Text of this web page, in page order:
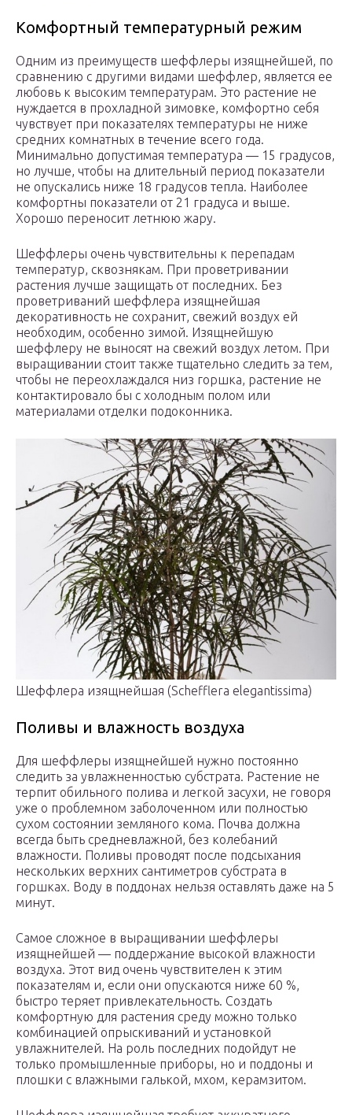
Комфортный температурный режим
Одним из преимуществ шеффлеры изящнейшей, по
сравнению с другими видами шеффлер, является ее
любовь к высоким температурам. Это растение не
нуждается в прохладной зимовке, комфортно себя
чувствует при показателях температуры не ниже
средних комнатных в течение всего года.
Минимально допустимая температура — 15 градусов,
но лучше, чтобы на длительный период показатели
не опускались ниже 18 градусов тепла. Наиболее
комфортны показатели от 21 градуса и выше.
Хорошо переносит летнюю жару.
Шеффлеры очень чувствительны к перепадам
температур, сквознякам. При проветривании
растения лучше защищать от последних. Без
проветриваний шеффлера изящнейшая
декоративность не сохранит, свежий воздух ей
необходим, особенно зимой. Изящнейшую
шеффлеру не выносят на свежий воздух летом. При
выращивании стоит также тщательно следить за тем,
чтобы не переохлаждался низ горшка, растение не
контактировало бы с холодным полом или
материалами отделки подоконника.
Шеффлера изящнейшая (Schefflera elegantissima)
Поливы и влажность воздуха
Для шеффлеры изящнейшей нужно постоянно
следить за увлажненностью субстрата. Растение не
терпит обильного полива и легкой засухи, не говоря
уже о проблемном заболоченном или полностью
сухом состоянии земляного кома. Почва должна
всегда быть средневлажной, без колебаний
влажности. Поливы проводят после подсыхания
нескольких верхних сантиметров субстрата в
горшках. Воду в поддонах нельзя оставлять даже на 5
минут.
Самое сложное в выращивании шеффлеры
изящнейшей — поддержание высокой влажности
воздуха. Этот вид очень чувствителен к этим
показателям и, если они опускаются ниже 60 %,
быстро теряет привлекательность. Создать
комфортную для растения среду можно только
комбинацией опрыскиваний и установкой
увлажнителей. На роль последних подойдут не
только промышленные приборы, но и поддоны и
плошки с влажными галькой, мхом, керамзитом.